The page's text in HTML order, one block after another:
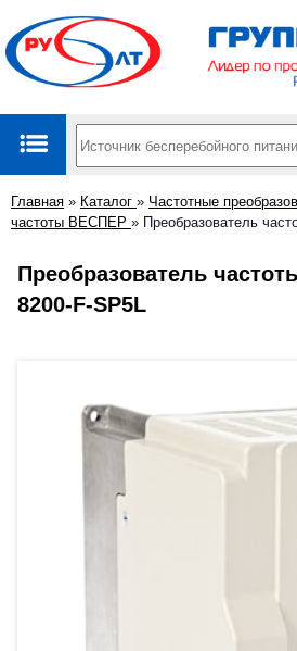
Главная » Каталог » Частотные
частоты ВЕСПЕР » Преобразователь
Преобразователь частоты Веспер E5-
8200-F-SP5L